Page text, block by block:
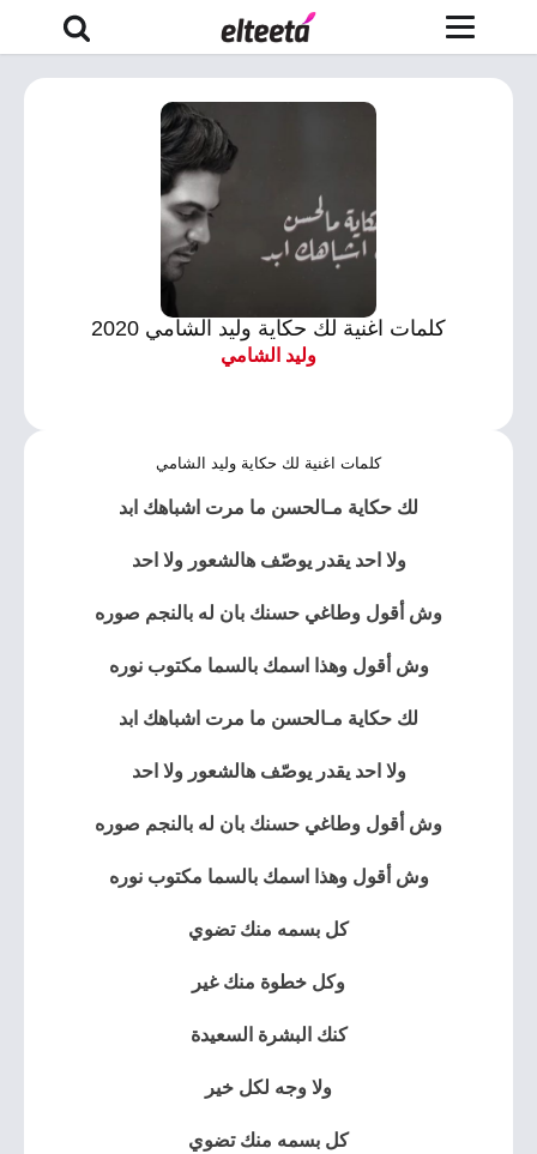
كلمات اغنية لك حكاية وليد الشامي 2020
وليد الشامي
كلمات اغنية لك حكاية وليد الشامي
لك حكاية مـالحسن ما مرت اشباهك ابد
ولا احد يقدر يوصّف هالشعور ولا احد
وش أقول وطاغي حسنك بان له بالنجم صوره
وش أقول وهذا اسمك بالسما مكتوب نوره
لك حكاية مـالحسن ما مرت اشباهك ابد
ولا احد يقدر يوصّف هالشعور ولا احد
وش أقول وطاغي حسنك بان له بالنجم صوره
وش أقول وهذا اسمك بالسما مكتوب نوره
كل بسمه منك تضوي
وكل خطوة منك غير
كنك البشرة السعيدة
ولا وجه لكل خير
كل بسمه منك تضوي